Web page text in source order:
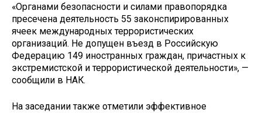
«Органами безопасности и силами правопорядка
пресечена деятельность 55 законспирированных
ячеек международных террористических
организаций. Не допущен въезд в Российскую
Федерацию 149 иностранных граждан, причастных к
экстремистской и террористической деятельности», —
сообщили в НАК.
На заседании также отметили эффективное